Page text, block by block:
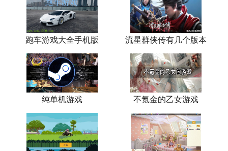
跑车游戏大全手机版 流星群侠传有几个版本
纯单机游戏 不氪金的乙女游戏